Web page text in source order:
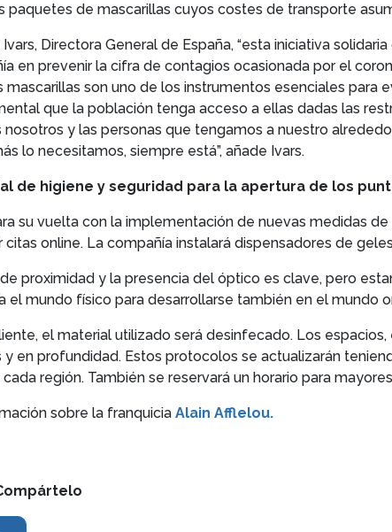
paquetes de mascarillas cuyos costes de transporte
Directora General de España, “esta iniciativa
en prevenir la cifra de contagios ocasionada por el
mascarillas son uno de los instrumentos esenciales
que la población tenga acceso a ellas dadas las
y las personas que tengamos a nuestro
lo necesitamos, siempre está”, añade Ivars.
de higiene y seguridad para la apertura de los
su vuelta con la implementación de nuevas medidas
online. La compañía instalará dispensadores de
proximidad y la presencia del óptico es clave, pero
mundo físico para desarrollarse también en el mundo
el material utilizado será desinfecado. Los
y en profundidad. Estos protocolos se actualizarán
región. También se reservará un horario para
sobre la franquicia Alain Afflelou.